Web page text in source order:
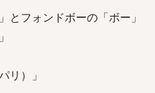
フォンドボーの「ボー」
）」